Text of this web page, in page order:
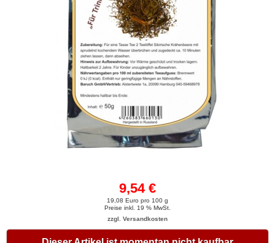
9,54 €
19,08 Euro pro 100 g
Preise inkl. 19 % MwSt.
zzgl. Versandkosten